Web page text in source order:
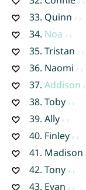
33. Quinn
34. Noa
35. Tristan
36. Naomi
37. Addison
38. Toby
39. Ally
40. Finley
41. Madison
42. Tony
43. Evan